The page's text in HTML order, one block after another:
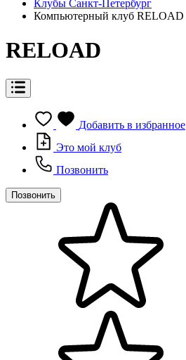
Клубы Санкт-Петербург
Компьютерный клуб RELOAD
RELOAD
Добавить в избранное
Это мой клуб
Позвонить
Позвонить